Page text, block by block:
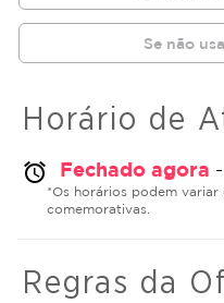
Se não
Horário de
alarm Fechado agora
*Os horários podem
comemorativas.
Regras da